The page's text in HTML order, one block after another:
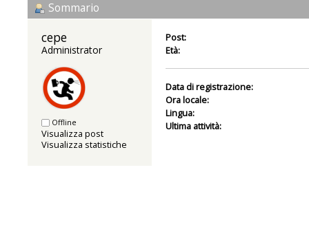
Sommario
cepe
Administrator
Offline
Visualizza post
Visualizza statistiche
Post:
Età:
Data di registrazione:
Ora locale:
Lingua:
Ultima attività: